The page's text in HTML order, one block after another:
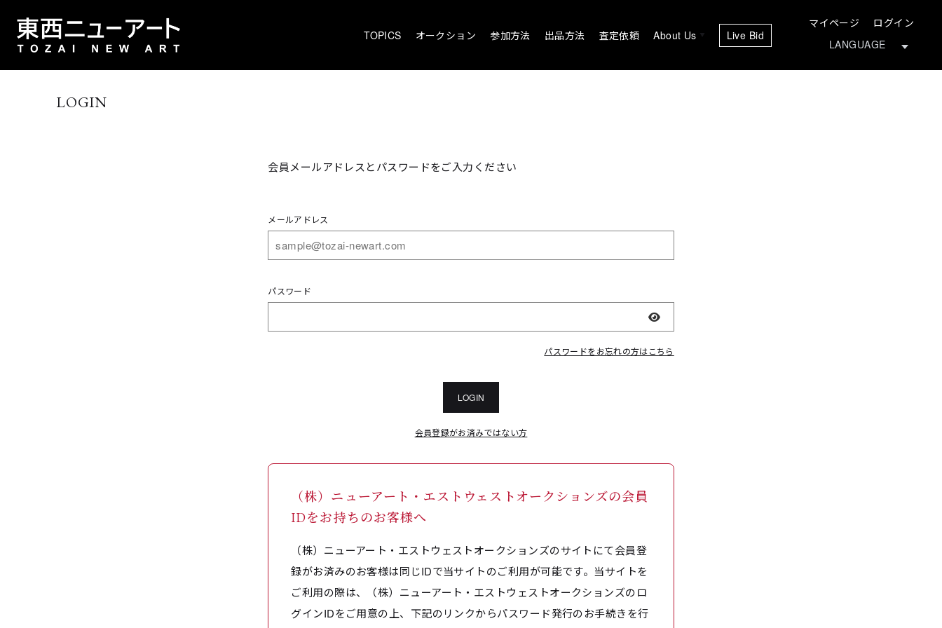
TOPICS オークション 参加方法 出品方法 査定依頼 About Us Live Bid
マイページ ログイン
LOGIN
会員メールアドレスとパスワードをご入力ください
メールアドレス
パスワード
表示
パスワードをお忘れの方はこちら
LOGIN
会員登録がお済みではない方
（株）ニューアート・エストウェストオークションズの会員
IDをお持ちのお客様へ
（株）ニューアート・エストウェストオークションズのサイトにて会員登
録がお済みのお客様は同じIDで当サイトのご利用が可能です。当サイトを
ご利用の際は、（株）ニューアート・エストウェストオークションズのロ
グインIDをご用意の上、下記のリンクからパスワード発行のお手続きを行